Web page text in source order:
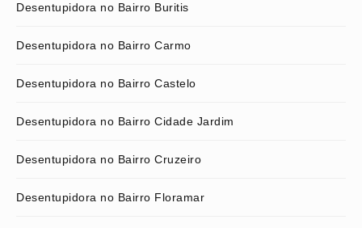
Desentupidora no Bairro Buritis
Desentupidora no Bairro Carmo
Desentupidora no Bairro Castelo
Desentupidora no Bairro Cidade Jardim
Desentupidora no Bairro Cruzeiro
Desentupidora no Bairro Floramar